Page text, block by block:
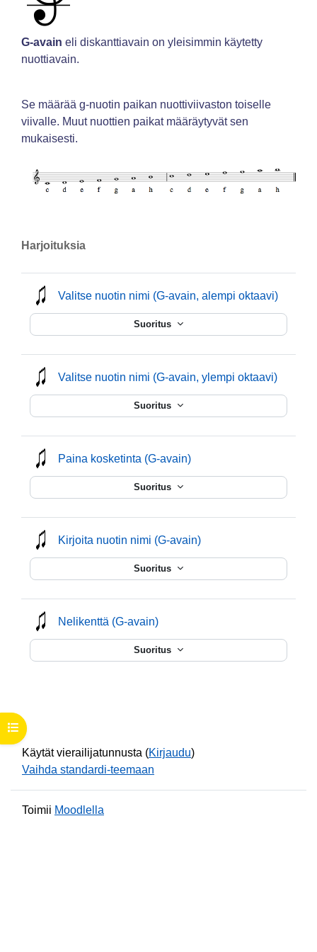
Avaa kurssisisältö
G-avain eli diskanttiavain on yleisimmin käytetty
nuottiavain.
Se määrää g-nuotin paikan nuottiviivaston toiselle
viivalle. Muut nuottien paikat määräytyvät sen
mukaisesti.
Harjoituksia
Valitse nuotin nimi (G-avain, alempi oktaavi)mmusic
Suoritus
Valitse nuotin nimi (G-avain, ylempi oktaavi)mmusic
Suoritus
Paina kosketinta (G-avain)mmusic
Suoritus
Kirjoita nuotin nimi (G-avain)mmusic
Suoritus
Nelikenttä (G-avain)mmusic
Suoritus
Käytät vierailijatunnusta (Kirjaudu)
Vaihda standardi-teemaan
Toimii Moodlella